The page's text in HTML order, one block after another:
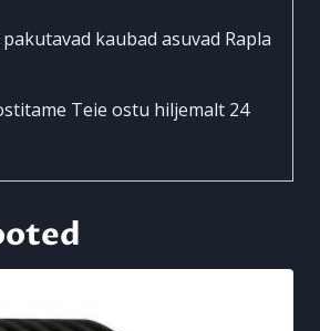
kaubad asuvad Rapla
Teie ostu hiljemalt 24